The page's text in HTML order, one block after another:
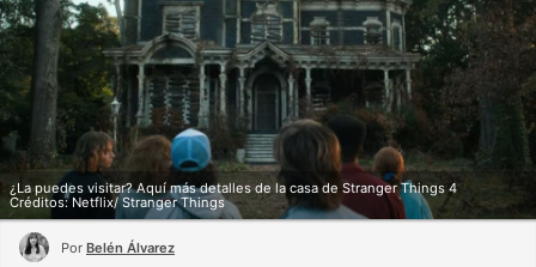
¿La puedes visitar? Aquí más detalles de la casa de Stranger Things 4
Créditos: Netflix/ Stranger Things
Por Belén Álvarez